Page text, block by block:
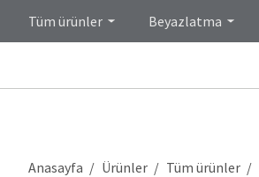
Tüm ürünler Beyazlatma
Anasayfa Ürünler Tüm ürünler